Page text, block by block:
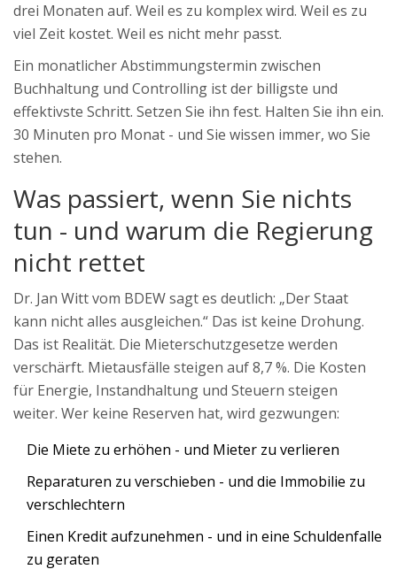
drei Monaten auf. Weil es zu komplex wird. Weil es zu
viel Zeit kostet. Weil es nicht mehr passt.
Ein monatlicher Abstimmungstermin zwischen
Buchhaltung und Controlling ist der billigste und
effektivste Schritt. Setzen Sie ihn fest. Halten Sie ihn ein.
30 Minuten pro Monat - und Sie wissen immer, wo Sie
stehen.
Was passiert, wenn Sie nichts
tun - und warum die Regierung
nicht rettet
Dr. Jan Witt vom BDEW sagt es deutlich: „Der Staat
kann nicht alles ausgleichen.“ Das ist keine Drohung.
Das ist Realität. Die Mieterschutzgesetze werden
verschärft. Mietausfälle steigen auf 8,7 %. Die Kosten
für Energie, Instandhaltung und Steuern steigen
weiter. Wer keine Reserven hat, wird gezwungen:
Die Miete zu erhöhen - und Mieter zu verlieren
Reparaturen zu verschieben - und die Immobilie zu
verschlechtern
Einen Kredit aufzunehmen - und in eine Schuldenfalle
zu geraten